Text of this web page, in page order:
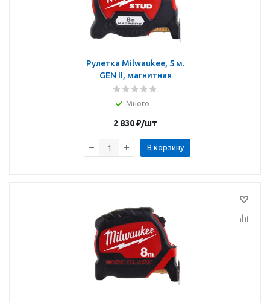
Рулетка Milwaukee, 5 м.
GEN II, магнитная
Много
2 830₽/шт
В корзину